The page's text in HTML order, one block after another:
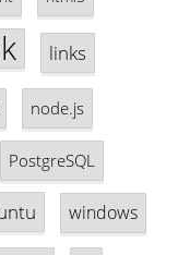
links
node.js
PostgreSQL
windows